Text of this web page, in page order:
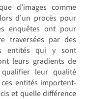
d’images comme
d’un procès pour
enquêtes ont pour
traversées par des
entités qui y sont
leurs gradients de
leur qualité
ces entités importent-
et quelle différence